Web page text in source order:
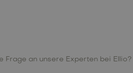
Frage an unsere Experten bei Ellio?